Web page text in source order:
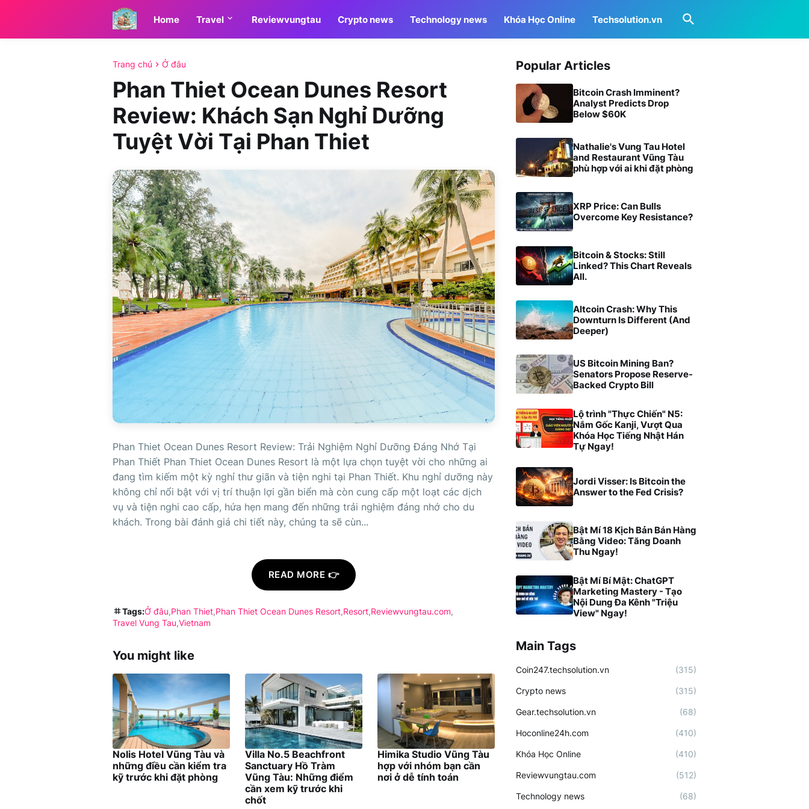
Home Travel Reviewvungtau Crypto news Technology news Khóa Học Online Techsolution.vn
Trang chủ Ở đâu
Phan Thiet Ocean Dunes Resort
Review: Khách Sạn Nghỉ Dưỡng
Tuyệt Vời Tại Phan Thiet
Phan Thiet Ocean Dunes Resort Review: Trải Nghiệm Nghỉ Dưỡng Đáng Nhớ Tại
Phan Thiết Phan Thiet Ocean Dunes Resort là một lựa chọn tuyệt vời cho những ai
đang tìm kiếm một kỳ nghỉ thư giãn và tiện nghi tại Phan Thiết. Khu nghỉ dưỡng này
không chỉ nổi bật với vị trí thuận lợi gần biển mà còn cung cấp một loạt các dịch
vụ và tiện nghi cao cấp, hứa hẹn mang đến những trải nghiệm đáng nhớ cho du
khách. Trong bài đánh giá chi tiết này, chúng ta sẽ cùn...
READ MORE 👉
Tags:Ở đâu Phan Thiet Phan Thiet Ocean Dunes Resort Resort Reviewvungtau.com
Travel Vung Tau Vietnam
You might like
Nolis Hotel Vũng Tàu và
những điều cần kiểm tra
kỹ trước khi đặt phòng
Villa No.5 Beachfront
Sanctuary Hồ Tràm
Vũng Tàu: Những điểm
cần xem kỹ trước khi
chốt
Himika Studio Vũng Tàu
hợp với nhóm bạn cần
nơi ở dễ tính toán
Popular Articles
Bitcoin Crash Imminent?
Analyst Predicts Drop
Below $60K
Nathalie's Vung Tau Hotel
and Restaurant Vũng Tàu
phù hợp với ai khi đặt phòng
XRP Price: Can Bulls
Overcome Key Resistance?
Bitcoin & Stocks: Still
Linked? This Chart Reveals
All.
Altcoin Crash: Why This
Downturn Is Different (And
Deeper)
US Bitcoin Mining Ban?
Senators Propose Reserve-
Backed Crypto Bill
Lộ trình "Thực Chiến" N5:
Nắm Gốc Kanji, Vượt Qua
Khóa Học Tiếng Nhật Hán
Tự Ngay!
Jordi Visser: Is Bitcoin the
Answer to the Fed Crisis?
Bật Mí 18 Kịch Bản Bán Hàng
Bằng Video: Tăng Doanh
Thu Ngay!
Bật Mí Bí Mật: ChatGPT
Marketing Mastery - Tạo
Nội Dung Đa Kênh "Triệu
View" Ngay!
Main Tags
Coin247.techsolution.vn (315)
Crypto news (315)
Gear.techsolution.vn (68)
Hoconline24h.com (410)
Khóa Học Online (410)
Reviewvungtau.com (512)
Technology news (68)